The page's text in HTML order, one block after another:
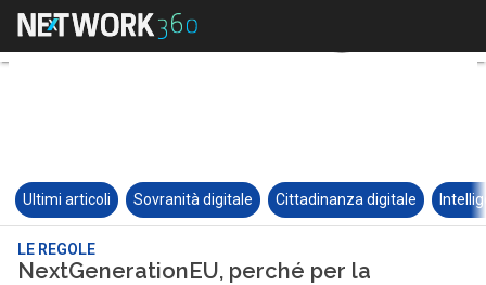
Ultimi articoli Sovranità digitale Cittadinanza digitale
LE REGOLE
NextGenerationEU, perché per la